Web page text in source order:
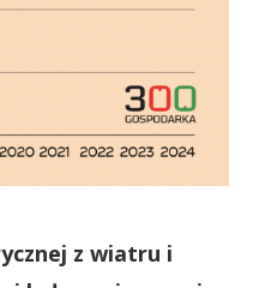
z wiatru i